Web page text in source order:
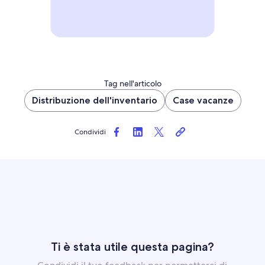
Tag nell'articolo
Distribuzione dell'inventario Case vacanze
Condividi
Ti è stata utile questa pagina?